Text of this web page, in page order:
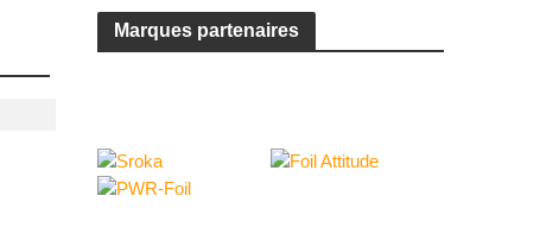
Marques partenaires